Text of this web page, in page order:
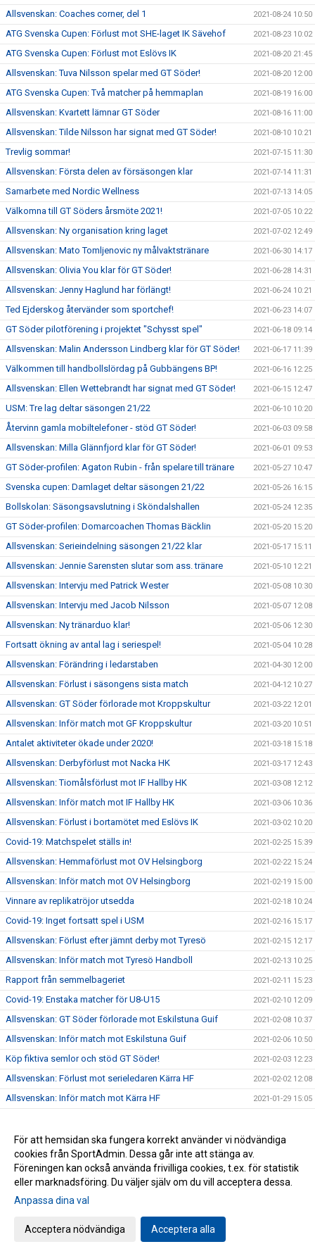
Allsvenskan: Coaches corner, del 1 2021-08-24 10:50
ATG Svenska Cupen: Förlust mot SHE-laget IK Sävehof 2021-08-23 10:02
ATG Svenska Cupen: Förlust mot Eslövs IK 2021-08-20 21:45
Allsvenskan: Tuva Nilsson spelar med GT Söder! 2021-08-20 12:00
ATG Svenska Cupen: Två matcher på hemmaplan 2021-08-19 16:00
Allsvenskan: Kvartett lämnar GT Söder 2021-08-16 11:00
Allsvenskan: Tilde Nilsson har signat med GT Söder! 2021-08-10 10:21
Trevlig sommar! 2021-07-15 11:30
Allsvenskan: Första delen av försäsongen klar 2021-07-14 11:31
Samarbete med Nordic Wellness 2021-07-13 14:05
Välkomna till GT Söders årsmöte 2021! 2021-07-05 10:22
Allsvenskan: Ny organisation kring laget 2021-07-02 12:49
Allsvenskan: Mato Tomljenovic ny målvaktstränare 2021-06-30 14:17
Allsvenskan: Olivia You klar för GT Söder! 2021-06-28 14:31
Allsvenskan: Jenny Haglund har förlängt! 2021-06-24 10:21
Ted Ejderskog återvänder som sportchef! 2021-06-23 14:07
GT Söder pilotförening i projektet "Schysst spel" 2021-06-18 09:14
Allsvenskan: Malin Andersson Lindberg klar för GT Söder! 2021-06-17 11:39
Välkommen till handbollslördag på Gubbängens BP! 2021-06-16 12:25
Allsvenskan: Ellen Wettebrandt har signat med GT Söder! 2021-06-15 12:47
USM: Tre lag deltar säsongen 21/22 2021-06-10 10:20
Återvinn gamla mobiltelefoner - stöd GT Söder! 2021-06-03 09:58
Allsvenskan: Milla Glännfjord klar för GT Söder! 2021-06-01 09:53
GT Söder-profilen: Agaton Rubin - från spelare till tränare 2021-05-27 10:47
Svenska cupen: Damlaget deltar säsongen 21/22 2021-05-26 16:15
Bollskolan: Säsongsavslutning i Sköndalshallen 2021-05-24 12:35
GT Söder-profilen: Domarcoachen Thomas Bäcklin 2021-05-20 15:20
Allsvenskan: Serieindelning säsongen 21/22 klar 2021-05-17 15:11
Allsvenskan: Jennie Sarensten slutar som ass. tränare 2021-05-10 12:21
Allsvenskan: Intervju med Patrick Wester 2021-05-08 10:30
Allsvenskan: Intervju med Jacob Nilsson 2021-05-07 12:08
Allsvenskan: Ny tränarduo klar! 2021-05-06 12:30
Fortsatt ökning av antal lag i seriespel! 2021-05-04 10:28
Allsvenskan: Förändring i ledarstaben 2021-04-30 12:00
Allsvenskan: Förlust i säsongens sista match 2021-04-12 10:27
Allsvenskan: GT Söder förlorade mot Kroppskultur 2021-03-22 12:01
Allsvenskan: Inför match mot GF Kroppskultur 2021-03-20 10:51
Antalet aktiviteter ökade under 2020! 2021-03-18 15:18
Allsvenskan: Derbyförlust mot Nacka HK 2021-03-17 12:43
Allsvenskan: Tiomålsförlust mot IF Hallby HK 2021-03-08 12:12
Allsvenskan: Inför match mot IF Hallby HK 2021-03-06 10:36
Allsvenskan: Förlust i bortamötet med Eslövs IK 2021-03-02 10:20
Covid-19: Matchspelet ställs in! 2021-02-25 15:39
Allsvenskan: Hemmaförlust mot OV Helsingborg 2021-02-22 15:24
Allsvenskan: Inför match mot OV Helsingborg 2021-02-19 15:00
Vinnare av replikatröjor utsedda 2021-02-18 10:24
Covid-19: Inget fortsatt spel i USM 2021-02-16 15:17
Allsvenskan: Förlust efter jämnt derby mot Tyresö 2021-02-15 12:17
Allsvenskan: Inför match mot Tyresö Handboll 2021-02-13 10:25
Rapport från semmelbageriet 2021-02-11 15:23
Covid-19: Enstaka matcher för U8-U15 2021-02-10 12:09
Allsvenskan: GT Söder förlorade mot Eskilstuna Guif 2021-02-08 10:37
Allsvenskan: Inför match mot Eskilstuna Guif 2021-02-06 10:50
Köp fiktiva semlor och stöd GT Söder! 2021-02-03 12:23
Allsvenskan: Förlust mot serieledaren Kärra HF 2021-02-02 12:08
Allsvenskan: Inför match mot Kärra HF 2021-01-29 15:05
Gåva till vår verksamhet 2021-01-25 09:47
Covid-19: Inomhusträning för spelare födda 2005 & senare 2021-01-22 12:22
Allsvenskan: Tremålsförlust mot Skånela IF 2021-01-19 10:07
Allsvenskan: Inför match mot Skånela IF
BK Söder-fostrade Lucas Pellas i VM!
Covid-19: Uppdatering ang. träning och matcher
För att hemsidan ska fungera korrekt använder vi nödvändiga
cookies från SportAdmin. Dessa går inte att stänga av.
Föreningen kan också använda frivilliga cookies, t.ex. för statistik
eller marknadsföring. Du väljer själv om du vill acceptera dessa.
Anpassa dina val
Acceptera nödvändiga Acceptera alla